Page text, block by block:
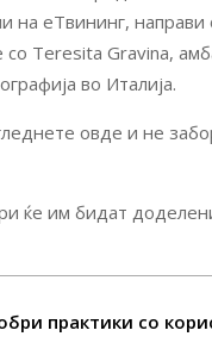
на еТвининг,
Teresita Gravina,
во Италија.
овде и не
ќе им бидат
практики со